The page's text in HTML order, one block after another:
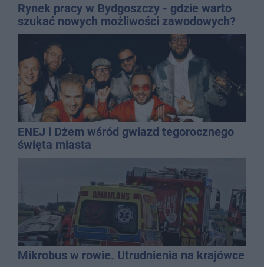
Rynek pracy w Bydgoszczy - gdzie warto
szukać nowych możliwości zawodowych?
ENEJ i Dżem wśród gwiazd tegorocznego
święta miasta
Mikrobus w rowie. Utrudnienia na krajówce